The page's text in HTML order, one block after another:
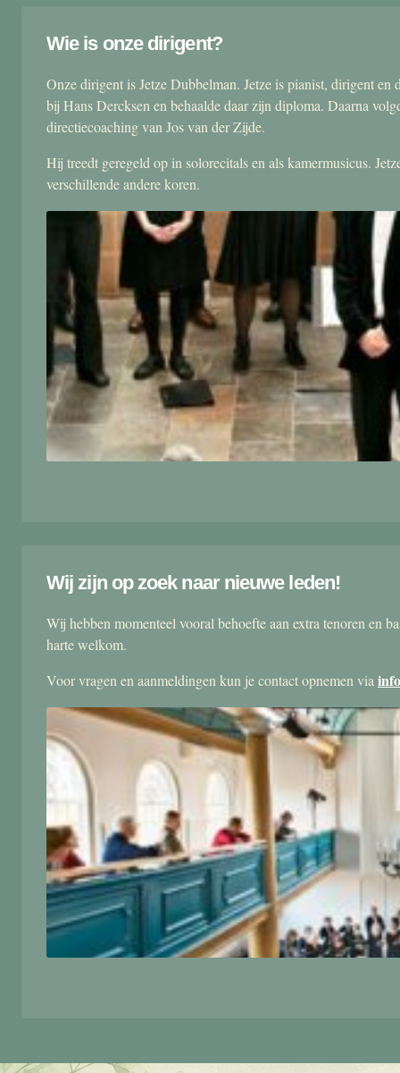
Wie is onze dirigent?
Onze dirigent is Jetze Dubbelman. Jetze is pianist, dirigent
bij Hans Dercksen en behaalde daar zijn diploma. Daarna
directiecoaching van Jos van der Zijde.
Hij treedt geregeld op in solorecitals en als kamermusicus.
verschillende andere koren.
Wij zijn op zoek naar nieuwe leden!
Wij hebben momenteel vooral behoefte aan extra tenoren en
harte welkom.
Voor vragen en aanmeldingen kun je contact opnemen via